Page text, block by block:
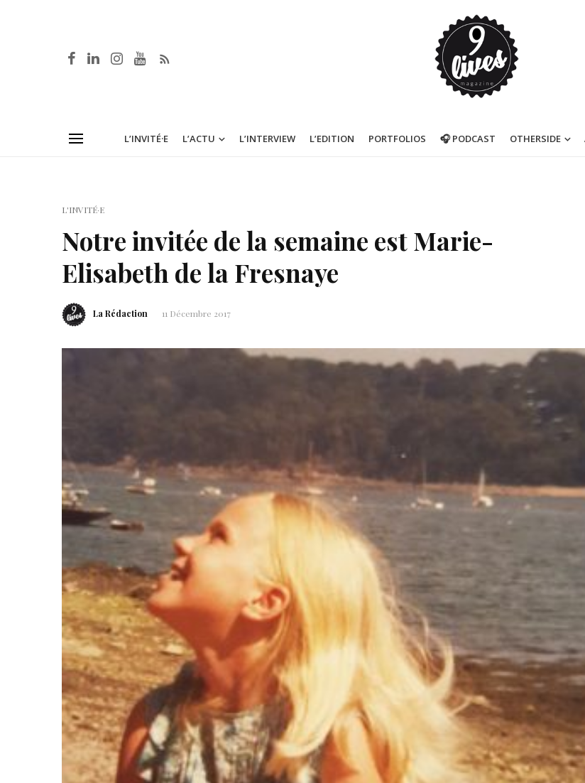
L’INVITÉ·E L’ACTU L’INTERVIEW L’EDITION PORTFOLIOS 🎧 PODCAST OTHERSIDE
L'INVITÉ·E
Notre invitée de la semaine est Marie-
Elisabeth de la Fresnaye
La Rédaction 11 Décembre 2017
Né un 2 juillet : André Kertész
Né un 1er
Misonne